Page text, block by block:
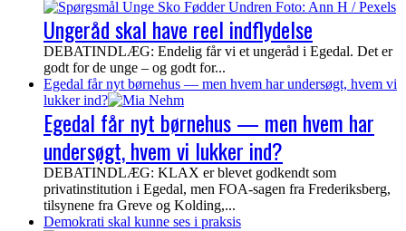
Ungeråd skal have reel indflydelse
DEBATINDLÆG: Endelig får vi et ungeråd i Egedal. Det er
godt for de unge – og godt for...
Egedal får nyt børnehus — men hvem har undersøgt, hvem vi
lukker ind?
Egedal får nyt børnehus — men hvem har
undersøgt, hvem vi lukker ind?
DEBATINDLÆG: KLAX er blevet godkendt som
privatinstitution i Egedal, men FOA-sagen fra Frederiksberg,
tilsynene fra Greve og Kolding,...
Demokrati skal kunne ses i praksis